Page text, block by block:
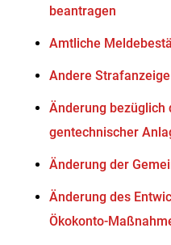
beantragen
Amtliche
Andere
Änderung bezüglich
gentechnischer
Änderung der
Änderung des
Ökokonto-